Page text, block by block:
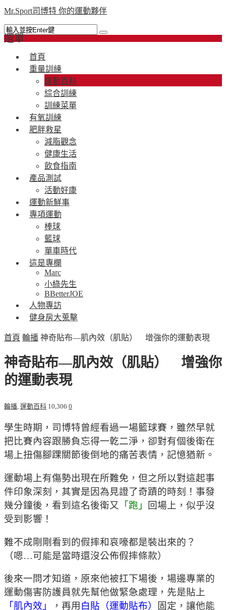
Mr.Sport司博特 你的運動夥伴
選單
首頁
重量訓練
運動百科
綜合訓練
訓練菜單
有氧訓練
肥胖救星
減脂觀念
健康生活
飲食指南
產品測試
活動好康
運動新鮮事
專項運動
棒球
籃球
單車時代
這是專欄
Marc
小綠先生
BBetterJOE
人物專訪
健身房大蒐擊
首頁 輪播 神奇貼布—肌內效（肌貼） 增強你的運動表現
神奇貼布—肌內效（肌貼） 增強你
的運動表現
輪播 運動百科 10,306 0
學生時期，司博特曾經看過一場籃球賽，雖然早就
把比賽內容跟勝負忘得一乾二淨，卻對有個後衛在
場上扭傷腳踝關節後倒地的痛苦表情，記憶猶新。
運動場上有傷勢出現在所難免，但之所以對這起事
件印象深刻，其實是因為見證了奇蹟的時刻！事發
幾分鐘後，看到這名後衛又
「跑」
回場上，似乎沒
受到影響！
難不成剛剛看到的假摔和哀嚎都是裝出來的？
（嗯…可能是當時還沒公佈假摔條款）
後來一問才知道，原來他被扛下場後，場邊專業的
運動傷害防護員就先幫他做緊急處理，先是貼上
「肌內效」
，再用 白貼（運動貼布）
固定，讓他能